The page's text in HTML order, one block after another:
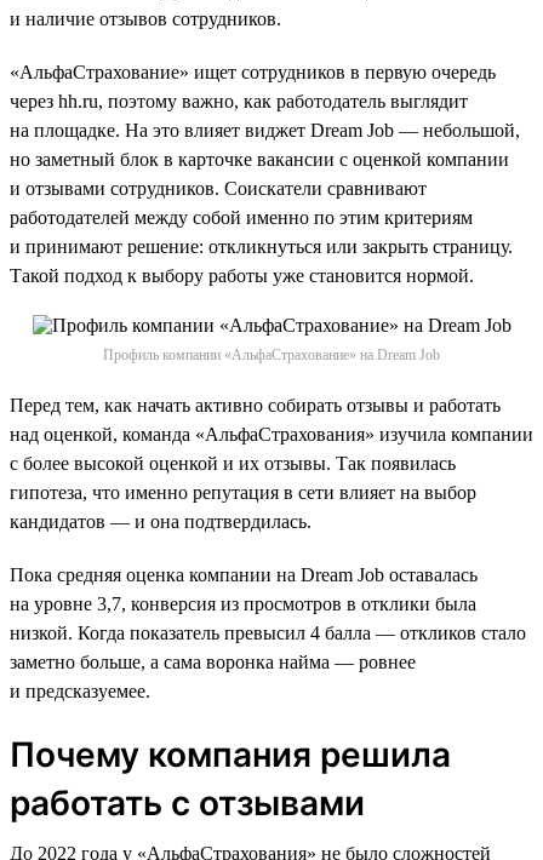
и наличие отзывов сотрудников.
«АльфаСтрахование» ищет сотрудников в первую очередь
через hh.ru, поэтому важно, как работодатель выглядит
на площадке. На это влияет виджет Dream Job — небольшой,
но заметный блок в карточке вакансии с оценкой компании
и отзывами сотрудников. Соискатели сравнивают
работодателей между собой именно по этим критериям
и принимают решение: откликнуться или закрыть страницу.
Такой подход к выбору работы уже становится нормой.
Профиль компании «АльфаСтрахование» на Dream Job
Перед тем, как начать активно собирать отзывы и работать
над оценкой, команда «АльфаСтрахования» изучила компании
с более высокой оценкой и их отзывы. Так появилась
гипотеза, что именно репутация в сети влияет на выбор
кандидатов — и она подтвердилась.
Пока средняя оценка компании на Dream Job оставалась
на уровне 3,7, конверсия из просмотров в отклики была
низкой. Когда показатель превысил 4 балла — откликов стало
заметно больше, а сама воронка найма — ровнее
и предсказуемее.
Почему компания решила
работать с отзывами
До 2022 года у «АльфаСтрахования» не было сложностей